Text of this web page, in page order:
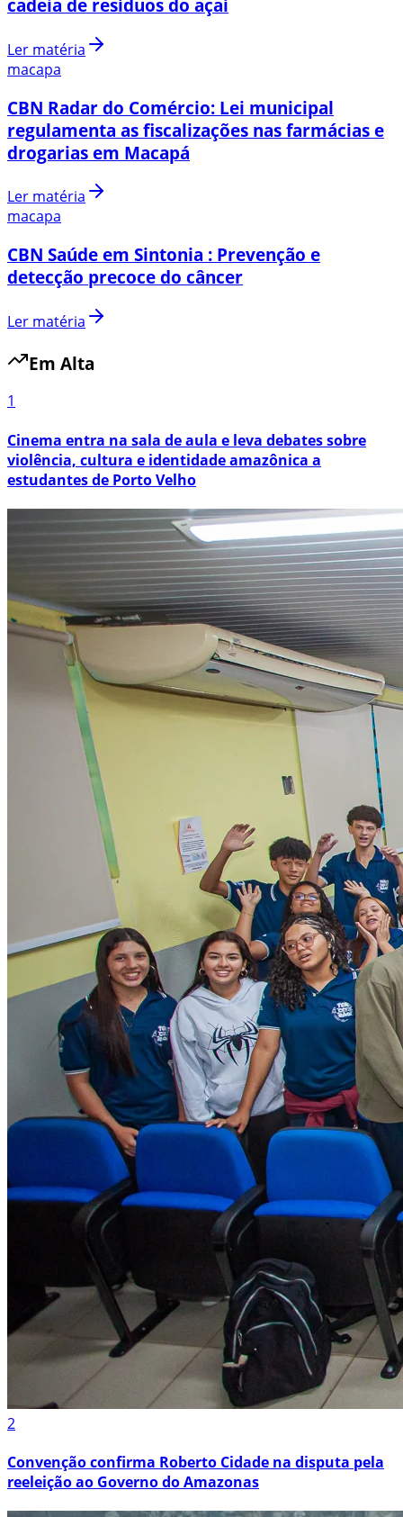
cadeia de resíduos do açaí
Ler matéria
macapa
CBN Radar do Comércio: Lei municipal
regulamenta as fiscalizações nas farmácias e
drogarias em Macapá
Ler matéria
macapa
CBN Saúde em Sintonia : Prevenção e
detecção precoce do câncer
Ler matéria
Em Alta
1
Cinema entra na sala de aula e leva debates sobre
violência, cultura e identidade amazônica a
estudantes de Porto Velho
2
Convenção confirma Roberto Cidade na disputa pela
reeleição ao Governo do Amazonas